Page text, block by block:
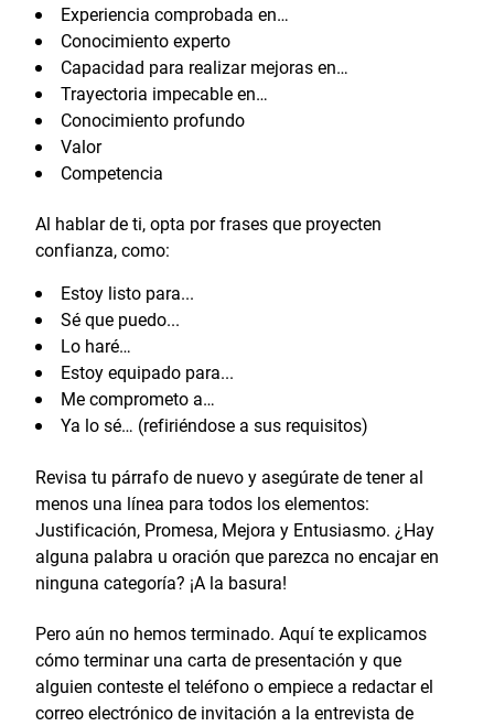
Experiencia comprobada en…
Conocimiento experto
Capacidad para realizar mejoras en…
Trayectoria impecable en…
Conocimiento profundo
Valor
Competencia
Al hablar de ti, opta por frases que proyecten
confianza, como:
Estoy listo para...
Sé que puedo...
Lo haré…
Estoy equipado para...
Me comprometo a…
Ya lo sé… (refiriéndose a sus requisitos)
Revisa tu párrafo de nuevo y asegúrate de tener al
menos una línea para todos los elementos:
Justificación, Promesa, Mejora y Entusiasmo. ¿Hay
alguna palabra u oración que parezca no encajar en
ninguna categoría? ¡A la basura!
Pero aún no hemos terminado. Aquí te explicamos
cómo terminar una carta de presentación y que
alguien conteste el teléfono o empiece a redactar el
correo electrónico de invitación a la entrevista de